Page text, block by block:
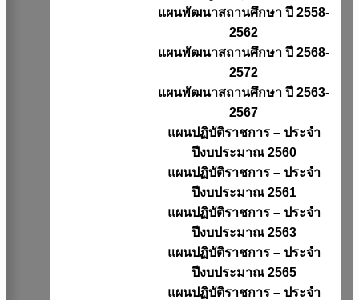
แผนพัฒนาสถานศึกษา ปี 2558-
2562
แผนพัฒนาสถานศึกษา ปี 2568-
2572
แผนพัฒนาสถานศึกษา ปี 2563-
2567
แผนปฏิบัติราชการ – ประจำ
ปีงบประมาณ 2560
แผนปฏิบัติราชการ – ประจำ
ปีงบประมาณ 2561
แผนปฏิบัติราชการ – ประจำ
ปีงบประมาณ 2563
แผนปฏิบัติราชการ – ประจำ
ปีงบประมาณ 2565
แผนปฏิบัติราชการ – ประจำ